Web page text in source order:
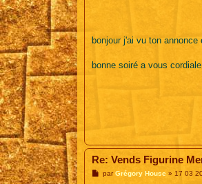
bonjour j'ai vu ton
bonne soiré a vous
Re: Vends Figurine
MparGrégory House » 17 03